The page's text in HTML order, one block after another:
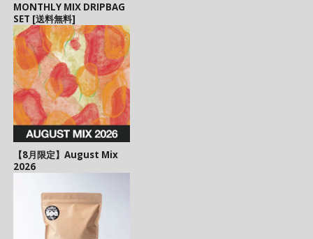
MONTHLY MIX DRIPBAG
SET [送料無料]
【8月限定】August Mix
2026